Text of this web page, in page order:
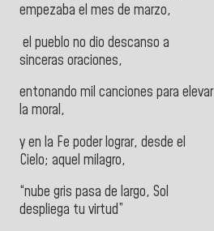
empezaba el mes de marzo,
el pueblo no dio descanso a
sinceras oraciones,
entonando mil canciones para elevar
la moral,
y en la Fe poder lograr, desde el
Cielo; aquel milagro,
“nube gris pasa de largo, Sol
despliega tu virtud”